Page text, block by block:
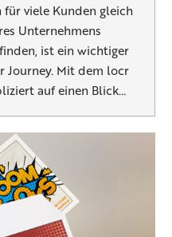
für viele Kunden gleich
Unternehmens
ist ein wichtiger
Journey. Mit dem locr
auf einen Blick…